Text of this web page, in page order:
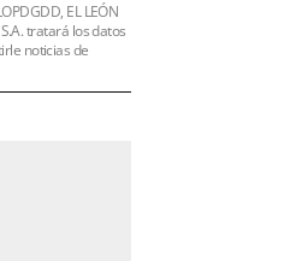
EL LEÓN
S.A. tratará los datos
noticias de